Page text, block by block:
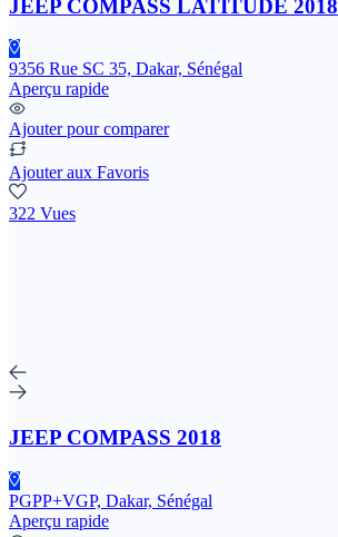
JEEP COMPASS LATITUDE 2018
9356 Rue SC 35, Dakar, Sénégal
Aperçu rapide
Ajouter pour comparer
Ajouter aux Favoris
322 Vues
JEEP COMPASS 2018
PGPP+VGP, Dakar, Sénégal
Aperçu rapide